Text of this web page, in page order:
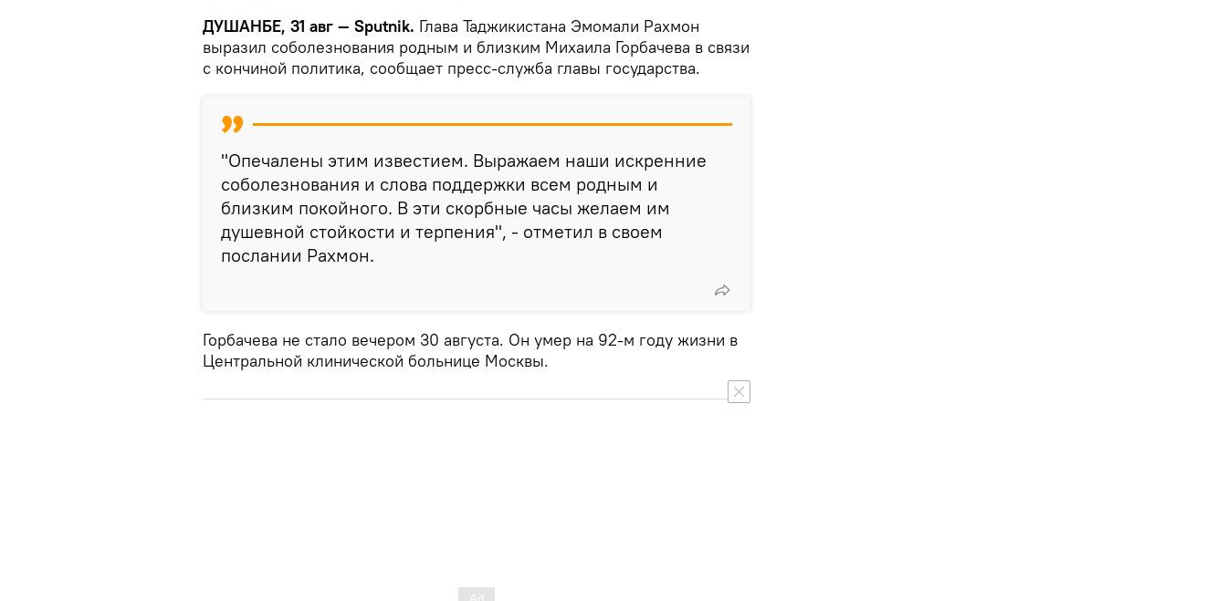
ДУШАНБЕ, 31 авг — Sputnik. Глава Таджикистана Эмомали Рахмон
выразил соболезнования родным и близким Михаила Горбачева в связи
с кончиной политика, сообщает пресс-служба главы государства.
"Опечалены этим известием. Выражаем наши искренние
соболезнования и слова поддержки всем родным и
близким покойного. В эти скорбные часы желаем им
душевной стойкости и терпения", - отметил в своем
послании Рахмон.
Горбачева не стало вечером 30 августа. Он умер на 92-м году жизни в
Центральной клинической больнице Москвы.